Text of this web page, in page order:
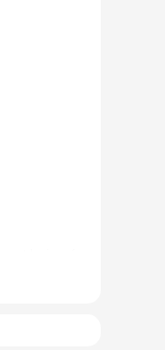
hơi nước.
một chiếc